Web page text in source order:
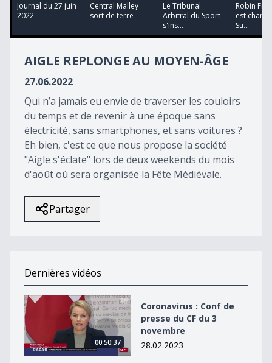
14
minutes,
seconds
Journal du 27 juin
2022.
Central Malley
sort de terre
Le Tribunal
Arbitral du Sport
s'ins...
Robin
est
Su...
AIGLE REPLONGE AU MOYEN-ÂGE
27.06.2022
Qui n’a jamais eu envie de traverser les couloirs
du temps et de revenir à une époque sans
électricité, sans smartphones, et sans voitures ?
Eh bien, c'est ce que nous propose la société
"Aigle s'éclate" lors de deux weekends du mois
d'août où sera organisée la Fête Médiévale.
Partager
Dernières vidéos
Coronavirus : Conf de presse du CF du 3 novembre
00:50:37
Coronavirus : Conf de
presse du CF du 3
novembre
28.02.2023